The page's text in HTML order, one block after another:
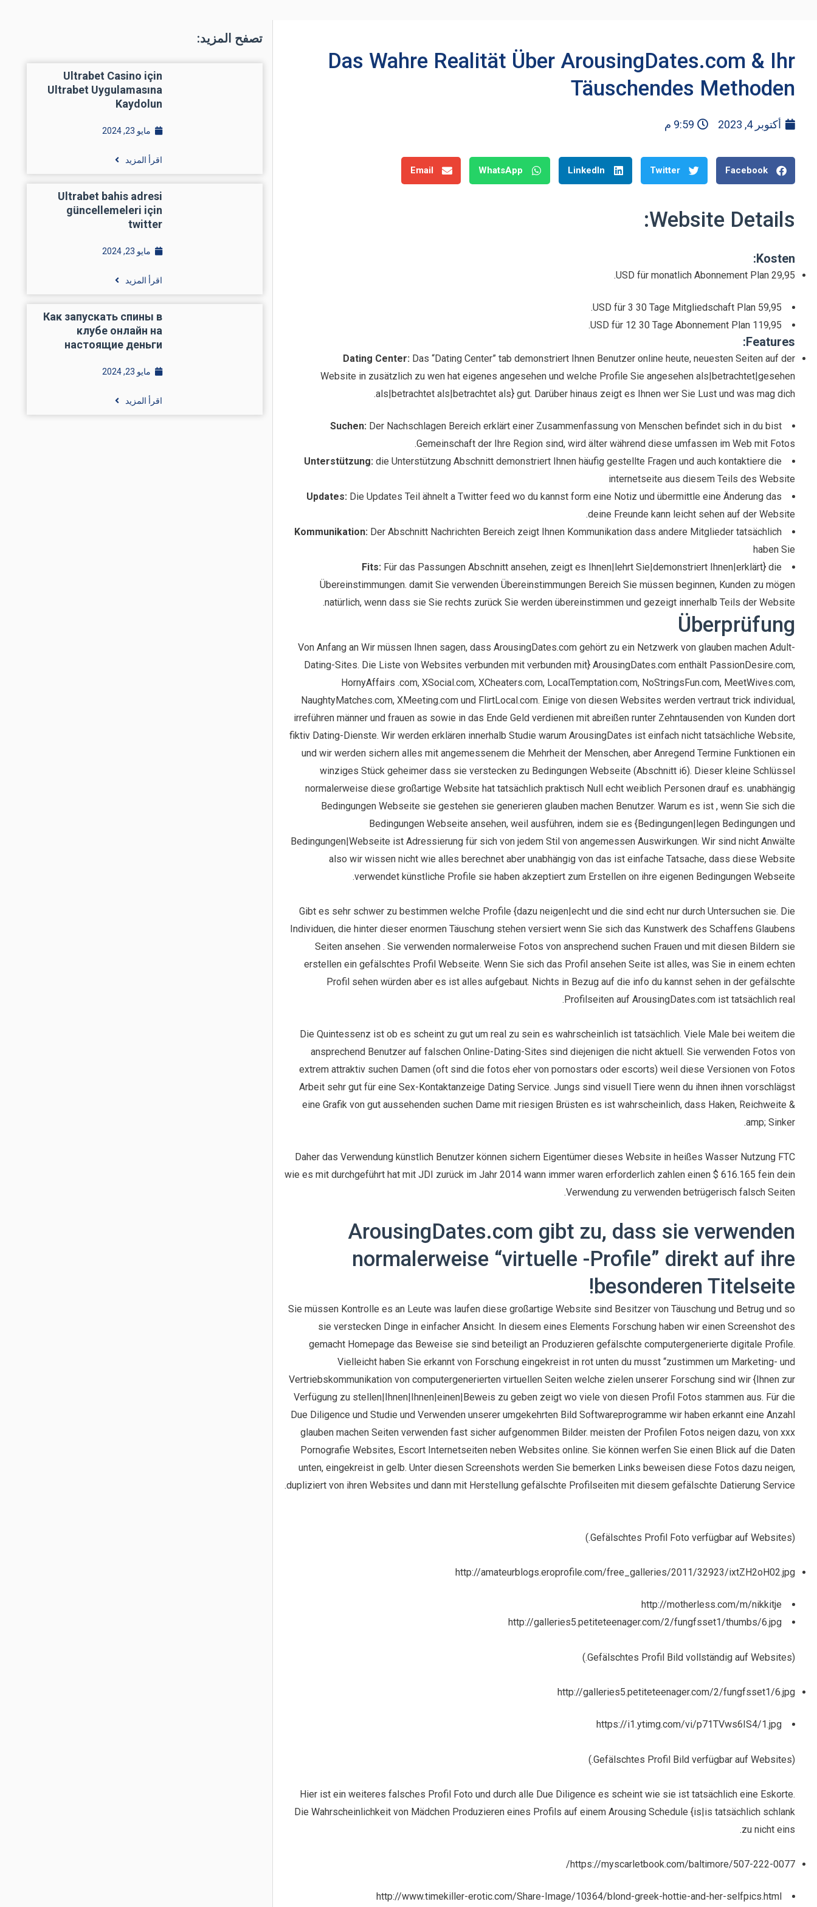
Das Wahre Realität Über ArousingDates.com & Ihr
Täuschendes Methoden
أكتوبر 4, 2023 9:59 م
Facebook
Twitter
LinkedIn
WhatsApp
Email
Website Details:
Kosten:
29,95 USD für monatlich Abonnement Plan.
59,95 USD für 3 30 Tage Mitgliedschaft Plan.
119,95 USD für 12 30 Tage Abonnement Plan.
Features:
Dating Center: Das “Dating Center” tab demonstriert Ihnen Benutzer online heute, neuesten Seiten auf der
Website in zusätzlich zu wen hat eigenes angesehen und welche Profile Sie angesehen als|betrachtet|gesehen
als|betrachtet als|betrachtet als} gut. Darüber hinaus zeigt es Ihnen wer Sie Lust und was mag dich.
Suchen: Der Nachschlagen Bereich erklärt einer Zusammenfassung von Menschen befindet sich in du bist
Gemeinschaft der Ihre Region sind, wird älter während diese umfassen im Web mit Fotos.
Unterstützung:die Unterstützung Abschnitt demonstriert Ihnen häufig gestellte Fragen und auch kontaktiere die
internetseite aus diesem Teils des Website
Updates: Die Updates Teil ähnelt a Twitter feed wo du kannst form eine Notiz und übermittle eine Änderung das
deine Freunde kann leicht sehen auf der Website.
Kommunikation: Der Abschnitt Nachrichten Bereich zeigt Ihnen Kommunikation dass andere Mitglieder tatsächlich
haben Sie
Fits: Für das Passungen Abschnitt ansehen, zeigt es Ihnen|lehrt Sie|demonstriert Ihnen|erklärt} die
Übereinstimmungen. damit Sie verwenden Übereinstimmungen Bereich Sie müssen beginnen, Kunden zu mögen
natürlich, wenn dass sie Sie rechts zurück Sie werden übereinstimmen und gezeigt innerhalb Teils der Website.
Überprüfung
Von Anfang an Wir müssen Ihnen sagen, dass ArousingDates.com gehört zu ein Netzwerk von glauben machen Adult-
Dating-Sites. Die Liste von Websites verbunden mit verbunden mit} ArousingDates.com enthält PassionDesire.com,
HornyAffairs .com, XSocial.com, XCheaters.com, LocalTemptation.com, NoStringsFun.com, MeetWives.com,
NaughtyMatches.com, XMeeting.com und FlirtLocal.com. Einige von diesen Websites werden vertraut trick individual,
irreführen männer und frauen as sowie in das Ende Geld verdienen mit abreißen runter Zehntausenden von Kunden dort
fiktiv Dating-Dienste. Wir werden erklären innerhalb Studie warum ArousingDates ist einfach nicht tatsächliche Website,
und wir werden sichern alles mit angemessenem die Mehrheit der Menschen, aber Anregend Termine Funktionen ein
winziges Stück geheimer dass sie verstecken zu Bedingungen Webseite (Abschnitt i6). Dieser kleine Schlüssel
normalerweise diese großartige Website hat tatsächlich praktisch Null echt weiblich Personen drauf es. unabhängig
Bedingungen Webseite sie gestehen sie generieren glauben machen Benutzer. Warum es ist , wenn Sie sich die
Bedingungen Webseite ansehen, weil ausführen, indem sie es {Bedingungen|legen Bedingungen und
Bedingungen|Webseite ist Adressierung für sich von jedem Stil von angemessen Auswirkungen. Wir sind nicht Anwälte
also wir wissen nicht wie alles berechnet aber unabhängig von das ist einfache Tatsache, dass diese Website
verwendet künstliche Profile sie haben akzeptiert zum Erstellen on ihre eigenen Bedingungen Webseite.
Gibt es sehr schwer zu bestimmen welche Profile {dazu neigen|echt und die sind echt nur durch Untersuchen sie. Die
Individuen, die hinter dieser enormen Täuschung stehen versiert wenn Sie sich das Kunstwerk des Schaffens Glaubens
Seiten ansehen . Sie verwenden normalerweise Fotos von ansprechend suchen Frauen und mit diesen Bildern sie
erstellen ein gefälschtes Profil Webseite. Wenn Sie sich das Profil ansehen Seite ist alles, was Sie in einem echten
Profil sehen würden aber es ist alles aufgebaut. Nichts in Bezug auf die info du kannst sehen in der gefälschte
Profilseiten auf ArousingDates.com ist tatsächlich real.
Die Quintessenz ist ob es scheint zu gut um real zu sein es wahrscheinlich ist tatsächlich. Viele Male bei weitem die
ansprechend Benutzer auf falschen Online-Dating-Sites sind diejenigen die nicht aktuell. Sie verwenden Fotos von
extrem attraktiv suchen Damen (oft sind die fotos eher von pornostars oder escorts) weil diese Versionen von Fotos
Arbeit sehr gut für eine Sex-Kontaktanzeige Dating Service. Jungs sind visuell Tiere wenn du ihnen ihnen vorschlägst
eine Grafik von gut aussehenden suchen Dame mit riesigen Brüsten es ist wahrscheinlich, dass Haken, Reichweite &
amp; Sinker.
Daher das Verwendung künstlich Benutzer können sichern Eigentümer dieses Website in heißes Wasser Nutzung FTC
wie es mit durchgeführt hat mit JDI zurück im Jahr 2014 wann immer waren erforderlich zahlen einen $ 616.165 fein dein
Verwendung zu verwenden betrügerisch falsch Seiten.
ArousingDates.com gibt zu, dass sie verwenden
normalerweise “virtuelle -Profile” direkt auf ihre
besonderen Titelseite!
Sie müssen Kontrolle es an Leute was laufen diese großartige Website sind Besitzer von Täuschung und Betrug und so
sie verstecken Dinge in einfacher Ansicht. In diesem eines Elements Forschung haben wir einen Screenshot des
gemacht Homepage das Beweise sie sind beteiligt an Produzieren gefälschte computergenerierte digitale Profile.
Vielleicht haben Sie erkannt von Forschung eingekreist in rot unten du musst “zustimmen um Marketing- und
Vertriebskommunikation von computergenerierten virtuellen Seiten welche zielen unserer Forschung sind wir {Ihnen zur
Verfügung zu stellen|Ihnen|Ihnen|einen|Beweis zu geben zeigt wo viele von diesen Profil Fotos stammen aus. Für die
Due Diligence und Studie und Verwenden unserer umgekehrten Bild Softwareprogramme wir haben erkannt eine Anzahl
glauben machen Seiten verwenden fast sicher aufgenommen Bilder. meisten der Profilen Fotos neigen dazu, von xxx
Pornografie Websites, Escort Internetseiten neben Websites online. Sie können werfen Sie einen Blick auf die Daten
unten, eingekreist in gelb. Unter diesen Screenshots werden Sie bemerken Links beweisen diese Fotos dazu neigen,
dupliziert von ihren Websites und dann mit Herstellung gefälschte Profilseiten mit diesem gefälschte Datierung Service.
(Gefälschtes Profil Foto verfügbar auf Websites.)
http://amateurblogs.eroprofile.com/free_galleries/2011/32923/ixtZH2oH02.jpg
http://motherless.com/m/nikkitje
http://galleries5.petiteteenager.com/2/fungfsset1/thumbs/6.jpg
(Gefälschtes Profil Bild vollständig auf Websites.)
http://galleries5.petiteteenager.com/2/fungfsset1/6.jpg
https://i1.ytimg.com/vi/p71TVws6IS4/1.jpg
(Gefälschtes Profil Bild verfügbar auf Websites.)
Hier ist ein weiteres falsches Profil Foto und durch alle Due Diligence es scheint wie sie ist tatsächlich eine Eskorte.
Die Wahrscheinlichkeit von Mädchen Produzieren eines Profils auf einem Arousing Schedule {is|is tatsächlich schlank
zu nicht eins.
https://myscarletbook.com/baltimore/507-222-0077/
http://www.timekiller-erotic.com/Share-Image/10364/blond-greek-hottie-and-her-selfpics.html
تصفح المزيد:
Ultrabet Casino için
Ultrabet Uygulamasına
Kaydolun
مايو 23, 2024
اقرأ المزيد
Ultrabet bahis adresi
güncellemeleri için
twitter
مايو 23, 2024
اقرأ المزيد
Как запускать спины в
клубе онлайн на
настоящие деньги
مايو 23, 2024
اقرأ المزيد